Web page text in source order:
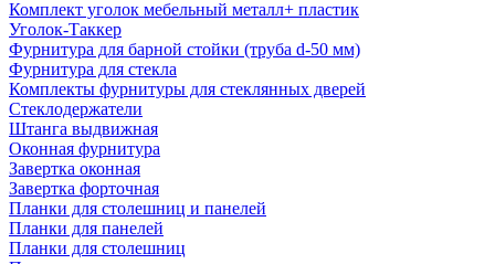
Комплект уголок мебельный металл+ пластик
Уголок-Таккер
Фурнитура для барной стойки (труба d-50 мм)
Фурнитура для стекла
Комплекты фурнитуры для стеклянных дверей
Стеклодержатели
Штанга выдвижная
Оконная фурнитура
Завертка оконная
Завертка форточная
Планки для столешниц и панелей
Планки для панелей
Планки для столешниц